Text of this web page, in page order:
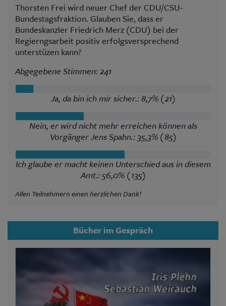
Thorsten Frei wird neuer Chef der CDU/CSU-
Bundestagsfraktion. Glauben Sie, dass er
Bundeskanzler Friedrich Merz (CDU) bei der
Regierngsarbeit positiv erfolgsversprechend
unterstüzen kann?
Abgegebene Stimmen: 241
Ja, da bin ich mir sicher.: 8,7% (21)
Nein, er wird nicht mehr erreichen können als
Vorgänger Jens Spahn.: 35,3% (85)
Ich glaube er macht keinen Unterschied aus in diesem
Amt.: 56,0% (135)
Allen Teilnehmern einen herzlichen Dank!
Bücher im Gespräch